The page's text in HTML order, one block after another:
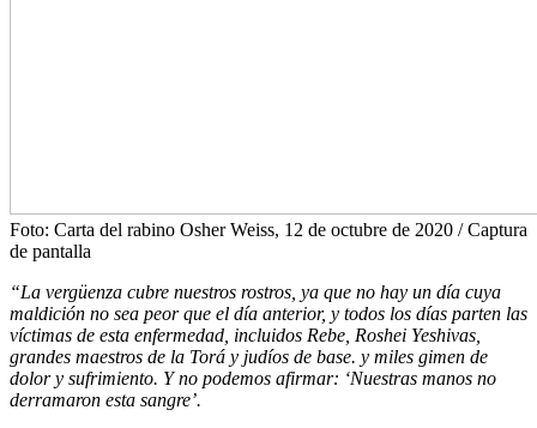
Foto: Carta del rabino Osher Weiss, 12 de octubre de 2020 / Captura
de pantalla
“La vergüenza cubre nuestros rostros, ya que no hay un día cuya
maldición no sea peor que el día anterior, y todos los días parten las
víctimas de esta enfermedad, incluidos Rebe, Roshei Yeshivas,
grandes maestros de la Torá y judíos de base. y miles gimen de
dolor y sufrimiento. Y no podemos afirmar: ‘Nuestras manos no
derramaron esta sangre’.